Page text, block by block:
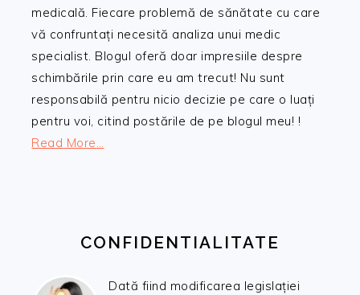
medicală. Fiecare problemă de sănătate cu care
vă confruntați necesită analiza unui medic
specialist. Blogul oferă doar impresiile despre
schimbările prin care eu am trecut! Nu sunt
responsabilă pentru nicio decizie pe care o luați
pentru voi, citind postările de pe blogul meu! !
Read More…
CONFIDENTIALITATE
Dată fiind modificarea legislației